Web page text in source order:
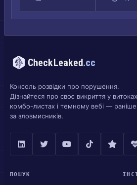
CheckLeaked.cc
Консоль розвідки про порушення.
Дізнайтеся про своє викриття у
комбо-листах і темному вебі — раніше
за зловмисників.
ПОШУК